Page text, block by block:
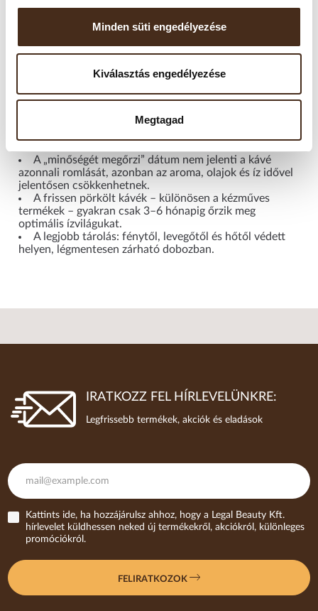
Minden süti engedélyezése
Kiválasztás engedélyezése
Megtagad
A kávét hűvös, száraz, fénytől védett helyen, légmentesen
zárható tárolóban ajánlott tartani.
a szemes kávé gyorsan veszít aromájából. A fagyasztás nem
ajánlott, mivel a nedvesség károsíthatja az aromákat. Kérjük,
ne tárolja hűtőszekrényben sem.
A „minőségét megőrzi” dátum nem jelenti a kávé
azonnali romlását, azonban az aroma, olajok és íz idővel
jelentősen csökkenhetnek.
A frissen pörkölt kávék – különösen a kézműves
termékek – gyakran csak 3–6 hónapig őrzik meg
optimális ízvilágukat.
A legjobb tárolás: fénytől, levegőtől és hőtől védett
helyen, légmentesen zárható dobozban.
IRATKOZZ FEL HÍRLEVELÜNKRE:
Legfrissebb termékek, akciók és eladások
Kattints ide, ha hozzájárulsz ahhoz, hogy a Legal Beauty Kft.
hírlevelet küldhessen neked új termékekről, akciókról, különleges
promóciókról.
FELIRATKOZOK